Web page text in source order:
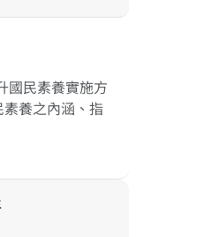
國民素養實施方
養之內涵、指